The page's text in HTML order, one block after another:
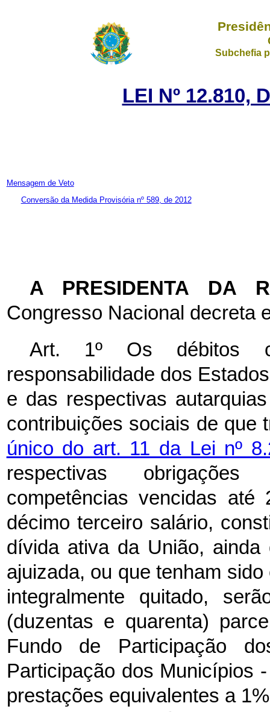
Subchefia
LEI Nº 12.810,
Mensagem de Veto
Conversão da Medida Provisória nº 589, de 2012
A PRESIDENTA DA
Congresso Nacional decreta
Art. 1º Os débitos
responsabilidade dos
e das respectivas
contribuições sociais de que
único do art. 11 da Lei nº
respectivas
competências vencidas
décimo terceiro salário,
dívida ativa da União,
ajuizada, ou que tenham
integralmente quitado,
(duzentas e quarenta)
Fundo de Participação
Participação dos Municípios
prestações equivalentes a